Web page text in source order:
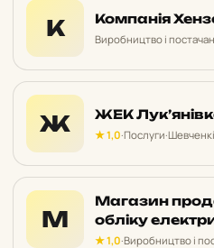
К Компанія
Виробництво і
Ж ЖЕК
★ 1,0·Послуги·
М
Магазин
обліку
★ 1,0·Виробництво і